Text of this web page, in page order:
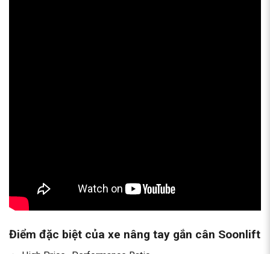
Điểm đặc biệt của xe nâng tay gắn cân Soonlift